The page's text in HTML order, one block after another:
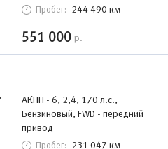
Пробег: 244 490 км
551 000 р.
АКПП - 6, 2,4, 170 л.с.,
Бензиновый, FWD - передний
привод
Пробег: 231 047 км